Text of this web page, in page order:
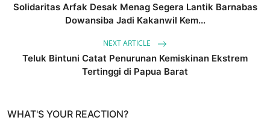
Solidaritas Arfak Desak Menag Segera Lantik Barnabas
Dowansiba Jadi Kakanwil Kem...
NEXT ARTICLE
Teluk Bintuni Catat Penurunan Kemiskinan Ekstrem
Tertinggi di Papua Barat
WHAT'S YOUR REACTION?